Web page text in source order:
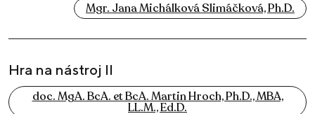
Mgr. Jana Michálková Slimáčková, Ph.D.
Hra na nástroj II
doc. MgA. BcA. et BcA. Martin Hroch, Ph.D., MBA,
LL.M., Ed.D.